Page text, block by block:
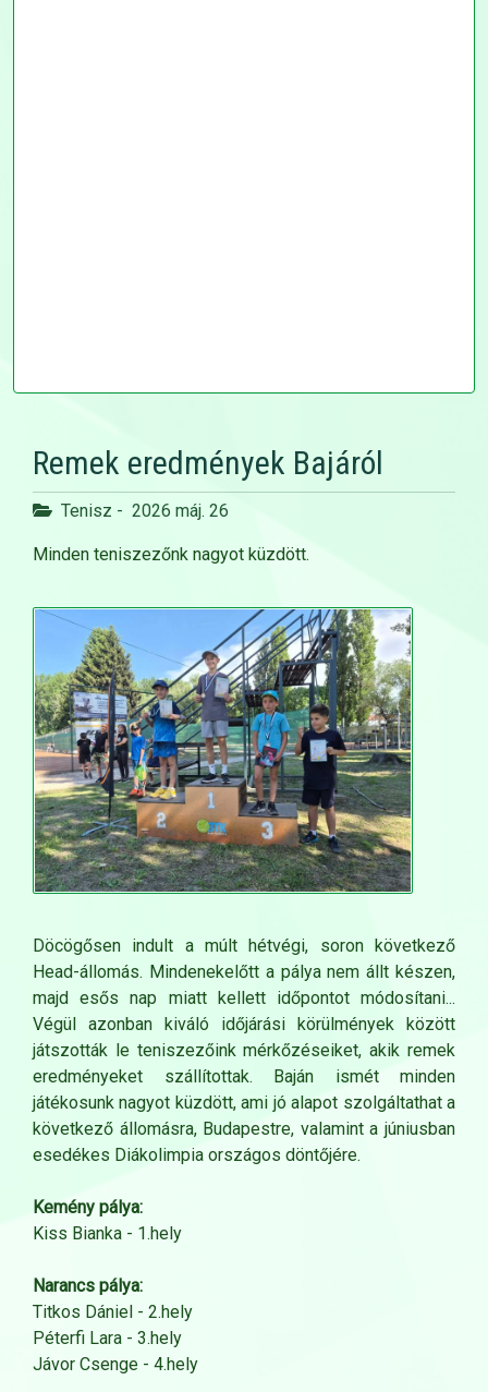
Remek eredmények Bajáról
Tenisz - 2026 máj. 26
Minden teniszezőnk nagyot küzdött.
Döcögősen indult a múlt hétvégi, soron következő
Head-állomás. Mindenekelőtt a pálya nem állt készen,
majd esős nap miatt kellett időpontot módosítani...
Végül azonban kiváló időjárási körülmények között
játszották le teniszezőink mérkőzéseiket, akik remek
eredményeket szállítottak. Baján ismét minden
játékosunk nagyot küzdött, ami jó alapot szolgáltathat a
következő állomásra, Budapestre, valamint a júniusban
esedékes Diákolimpia országos döntőjére.
Kemény pálya:
Kiss Bianka - 1.hely
Narancs pálya:
Titkos Dániel - 2.hely
Péterfi Lara - 3.hely
Jávor Csenge - 4.hely